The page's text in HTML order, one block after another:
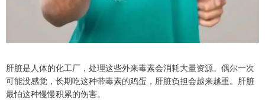
肝脏是人体的化工厂，处理这些外来毒素会消耗大量资源。偶尔一次
可能没感觉，长期吃这种带毒素的鸡蛋，肝脏负担会越来越重。肝脏
最怕这种慢慢积累的伤害。